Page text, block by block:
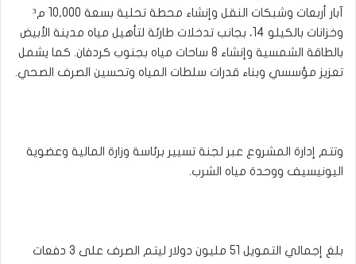
آبار أربعات وشبكات النقل وإنشاء محطة تحلية بسعة 10,000 م³
وخزانات بالكيلو 14، بجانب تدخلات طارئة لتأهيل مياه مدينة الأبيض
بالطاقة الشمسية وإنشاء 8 ساحات مياه بجنوب كردفان. كما يشمل
تعزيز مؤسسي وبناء قدرات سلطات المياه وتحسين الصرف الصحي.
وتتم إدارة المشروع عبر لجنة تسيير برئاسة وزارة المالية وعضوية
اليونيسيف ووحدة مياه الشرب.
بلغ إجمالي التمويل 51 مليون دولار ليتم الصرف على 3 دفعات